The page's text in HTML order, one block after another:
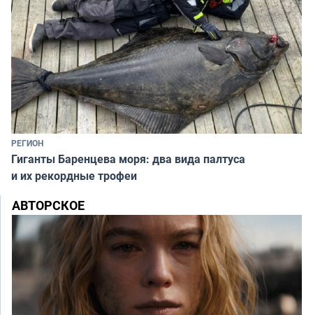
РЕГИОН
Гиганты Баренцева моря: два вида палтуса
и их рекордные трофеи
АВТОРСКОЕ